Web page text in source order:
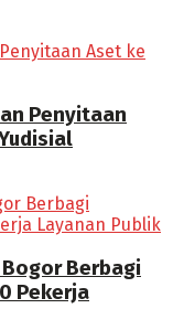
Penyitaan
Berbagi
Pekerja